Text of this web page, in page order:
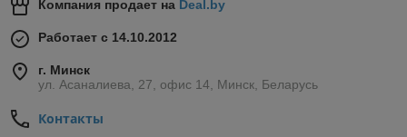
Компания продает на Deal.by
Работает с 14.10.2012
г. Минск
ул. Асаналиева, 27, офис 14, Минск, Беларусь
Контакты